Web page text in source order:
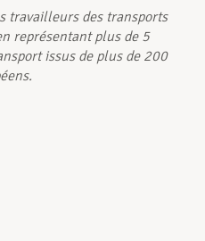
travailleurs des transports
représentant plus de 5
issus de plus de 200